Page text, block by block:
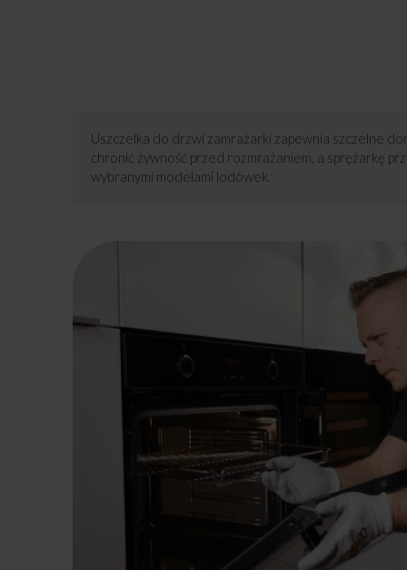
Uszczelka do drzwi zamrażarki zapewnia szczelne
chronić żywność przed rozmrażaniem, a sprężarkę
wybranymi modelami lodówek.